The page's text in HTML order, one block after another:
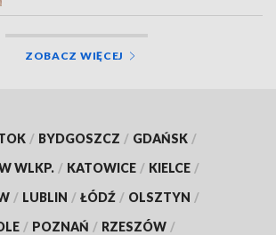
ZOBACZ WIĘCEJ
/ BYDGOSZCZ / GDAŃSK /
WLKP. / KATOWICE / KIELCE /
/ LUBLIN / ŁÓDŹ / OLSZTYN /
/ POZNAŃ / RZESZÓW /